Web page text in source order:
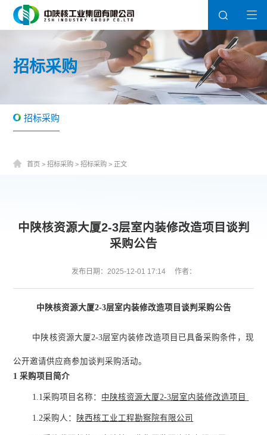
招标采购
招标采购
首页> 招标采购> 招标采购> 正文
中陕核资源大厦2-3层室内装修改造项目谈判
采购公告
发布日期：2025-12-01 17:14 作者：
中陕核资源大厦2-3层室内装修改造项目谈判 采购公告
中陕核资源大厦2-3层室内装修改造项目 已具备采购条件，现
公开邀请供应商参加谈判采购活动。
1 采购项目简介
1.1采购项目名称： 中陕核资源大厦2-3层室内装修改造项目
1.2采购人： 陕西核工业工程勘察院有限公司